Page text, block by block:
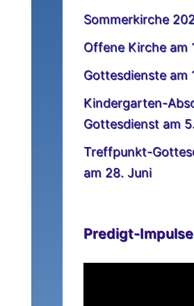
Sommerkirche
Offene Kirche am
Gottesdienste am
Kindergarten-
Gottesdienst am
Treffpunkt-
am 28. Juni
Predigt-